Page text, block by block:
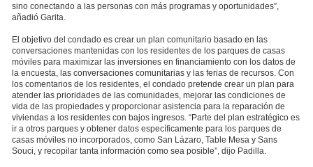
sino conectando a las personas con más programas y oportunidades”,
añadió Garita.
El objetivo del condado es crear un plan comunitario basado en las
conversaciones mantenidas con los residentes de los parques de casas
móviles para maximizar las inversiones en financiamiento con los datos de
la encuesta, las conversaciones comunitarias y las ferias de recursos. Con
los comentarios de los residentes, el condado pretende crear un plan para
atender las prioridades de las comunidades, mejorar las condiciones de
vida de las propiedades y proporcionar asistencia para la reparación de
viviendas a los residentes con bajos ingresos. “Parte del plan estratégico es
ir a otros parques y obtener datos específicamente para los parques de
casas móviles no incorporados, como San Lázaro, Table Mesa y Sans
Souci, y recopilar tanta información como sea posible”, dijo Padilla.